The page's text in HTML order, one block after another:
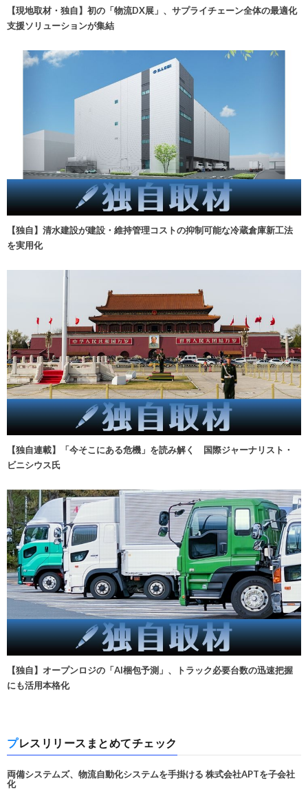
【現地取材・独自】初の「物流DX展」、サプライチェーン全体の最適化
支援ソリューションが集結
【独自】清水建設が建設・維持管理コストの抑制可能な冷蔵倉庫新工法
を実用化
【独自連載】「今そこにある危機」を読み解く 国際ジャーナリスト・
ビニシウス氏
【独自】オープンロジの「AI梱包予測」、トラック必要台数の迅速把握
にも活用本格化
プレスリリースまとめてチェック
両備システムズ、物流自動化システムを手掛ける 株式会社APTを子会社
化